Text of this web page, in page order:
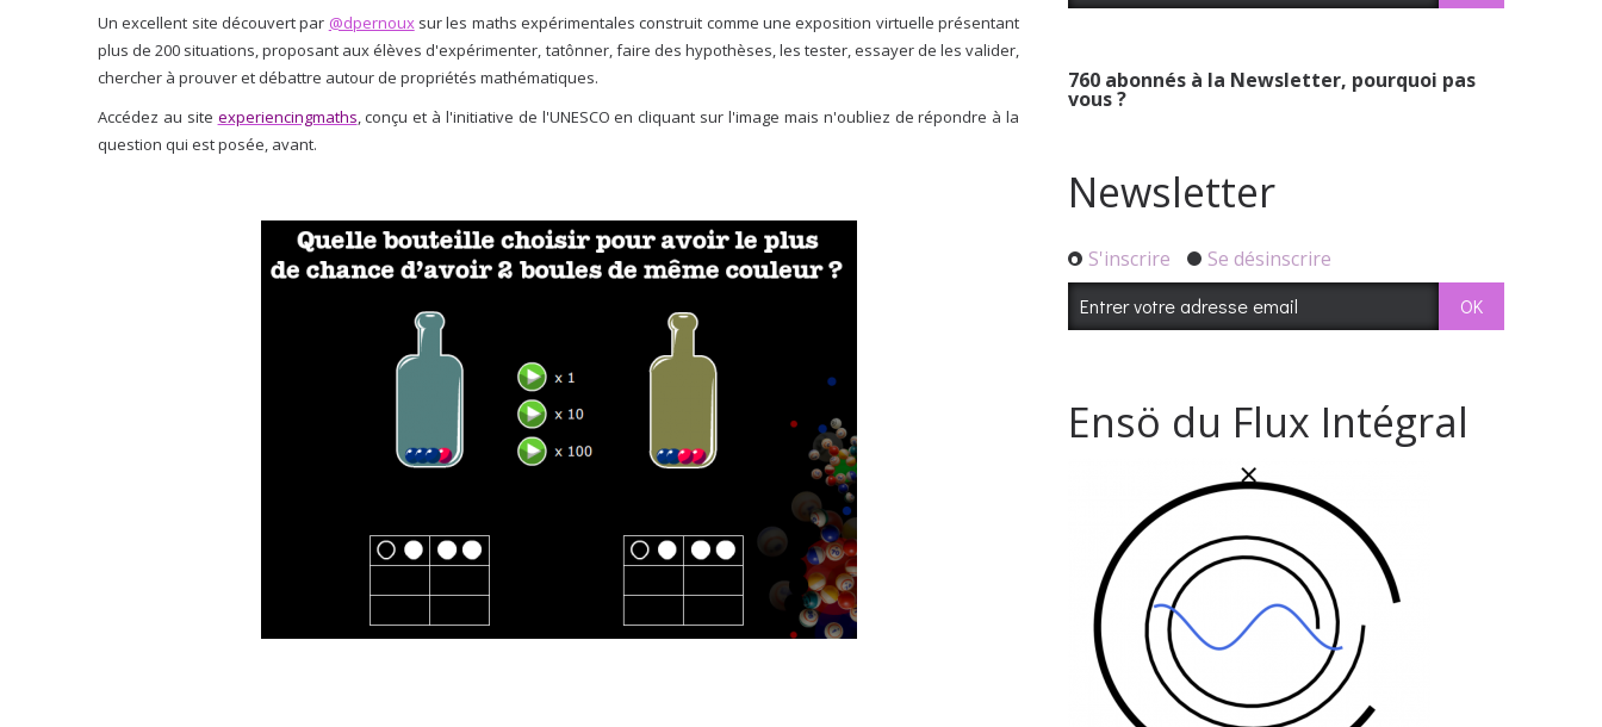
Un excellent site découvert par @dpernoux sur les maths expérimentales construit comme une exposition virtuelle présentant
plus de 200 situations, proposant aux élèves d'expérimenter, tatônner, faire des hypothèses, les tester, essayer de les valider,
chercher à prouver et débattre autour de propriétés mathématiques.
Accédez au site experiencingmaths , conçu et à l'initiative de l'UNESCO en cliquant sur l'image mais n'oubliez de répondre à la
question qui est posée, avant.
760abonnés à la Newsletter, pourquoi pas
vous ?
Newsletter
S'inscrire Se désinscrire
Ensö du Flux Intégral